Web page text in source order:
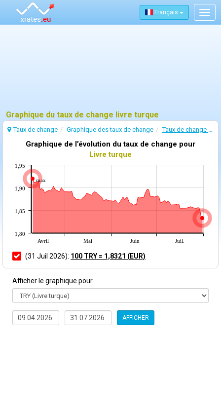
Français
Graphique du taux de change livre turque
Taux de change Graphique des taux de change Taux de change Livre turque
Graphique de l’évolution du taux de change pour
Livre turque
max
Avril Mai Juin Juil.
1,80
1,85
1,90
1,95
(31 Juil 2026): 100 TRY = 1,8321 (EUR)
Afficher le graphique pour
AFFICHER